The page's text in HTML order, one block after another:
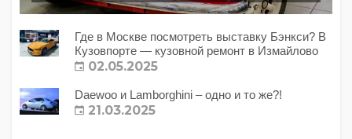
Где в Москве посмотреть выставку Бэнкси? В
Кузовпорте — кузовной ремонт в Измайлово
02.05.2025
Daewoo и Lamborghini – одно и то же?!
21.03.2025